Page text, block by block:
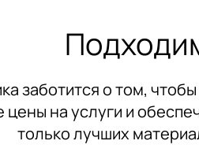
заботится о том,
цены на услуги и
только лучших
Я даю согласие на обработку
Отправить заявку
Я даю согласие на обработку
Отправить Нажимая на